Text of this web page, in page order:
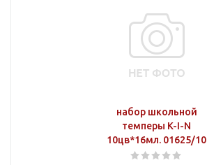
набор школьной
темперы K-I-N
10цв*16мл. 01625/10